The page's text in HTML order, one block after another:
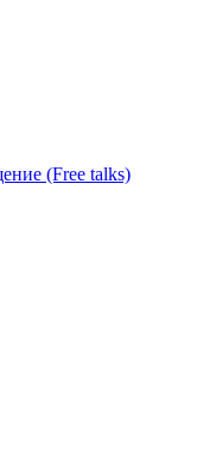
(Free talks)